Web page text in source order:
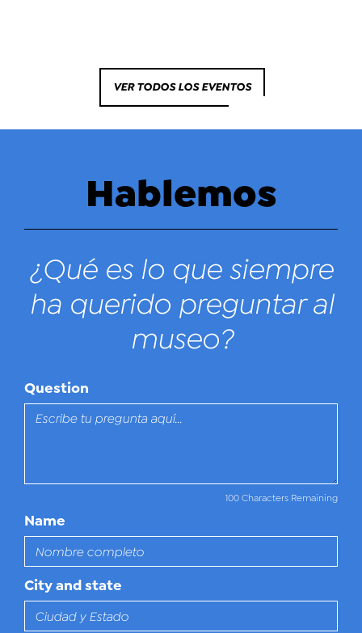
VER TODOS LOS EVENTOS
Hablemos
¿Qué es lo que siempre
ha querido preguntar al
museo?
Question
100 Characters Remaining
Name
City and state